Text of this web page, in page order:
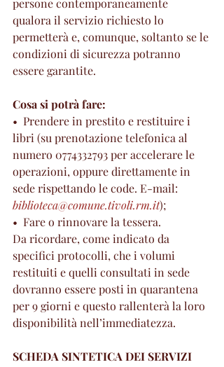
persone contemporaneamente
qualora il servizio richiesto lo
permetterà e, comunque, soltanto se le
condizioni di sicurezza potranno
essere garantite.
Cosa si potrà fare:
•  Prendere in prestito e restituire i
libri (su prenotazione telefonica al
numero 0774332793 per accelerare le
operazioni, oppure direttamente in
sede rispettando le code. E-mail:
biblioteca@comune.tivoli.rm.it);
•  Fare o rinnovare la tessera.
Da ricordare, come indicato da
specifici protocolli, che i volumi
restituiti e quelli consultati in sede
dovranno essere posti in quarantena
per 9 giorni e questo rallenterà la loro
disponibilità nell’immediatezza.
SCHEDA SINTETICA DEI SERVIZI